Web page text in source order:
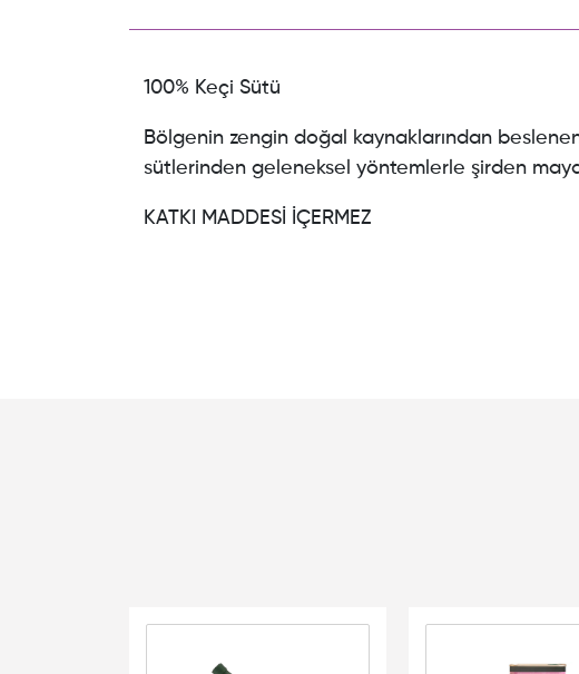
100% Keçi Sütü
Bölgenin zengin doğal kaynaklarından
sütlerinden geleneksel yöntemlerle şirden
KATKI MADDESİ İÇERMEZ